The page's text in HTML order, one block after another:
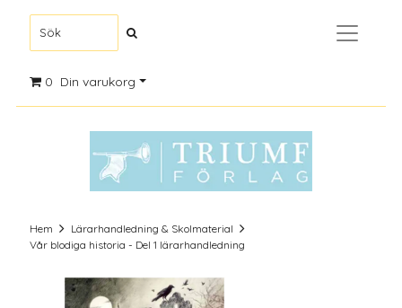
0 Din varukorg
Hem
Lärarhandledning & Skolmaterial
Vår blodiga historia - Del 1 lärarhandledning